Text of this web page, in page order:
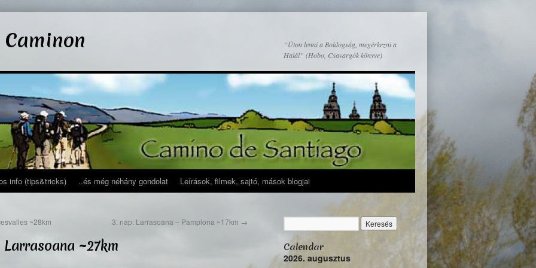
“Úton lenni a Boldogság, megérkezni a
Halál” (Hobo, Csavargók könyve)
info (tips&tricks) ..és még néhány gondolat Leírások, filmek, sajtó, mások blogjai
~28km 3. nap: Larrasoana – Pamplona ~17km →
~27km
Calendar
2026. augusztus